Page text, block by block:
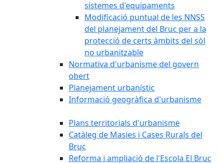
sistemes d'equipaments
Modificació puntual de les NNSS
del planejament del Bruc per a la
protecció de certs àmbits del sòl
no urbanitzable
Normativa d'urbanisme del govern
obert
Planejament urbanístic
Informació geogràfica d'urbanisme
Plans territorials d'urbanisme
Catàleg de Masies i Cases Rurals del
Bruc
Reforma i ampliació de l'Escola El Bruc